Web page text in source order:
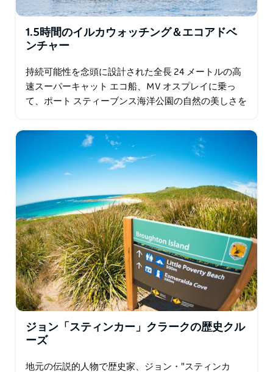
1.5時間のイルカウォッチング＆エコアドベ
ンチャー
持続可能性を念頭に設計された全長 24 メートルの高
速スーパーキャット エコ船、MV オスプレイに乗っ
て、ポート スティーブンス海洋公園の自然の美しさを
ジョン「スティンカー」クラークの歴史クル
ーズ
地元の伝説的人物で歴史家、ジョン・"スティンカ